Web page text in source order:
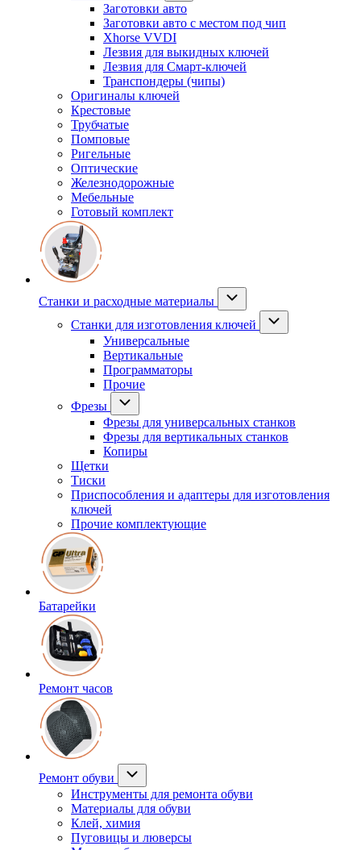
Заготовки авто
Заготовки авто с местом под чип
Xhorse VVDI
Лезвия для выкидных ключей
Лезвия для Смарт-ключей
Транспондеры (чипы)
Оригиналы ключей
Крестовые
Трубчатые
Помповые
Ригельные
Оптические
Железнодорожные
Мебельные
Готовый комплект
Станки и расходные материалы
Станки для изготовления ключей
Универсальные
Вертикальные
Программаторы
Прочие
Фрезы
Фрезы для универсальных станков
Фрезы для вертикальных станков
Копиры
Щетки
Тиски
Приспособления и адаптеры для изготовления
ключей
Прочие комплектующие
Батарейки
Ремонт часов
Ремонт обуви
Инструменты для ремонта обуви
Материалы для обуви
Клей, химия
Пуговицы и люверсы